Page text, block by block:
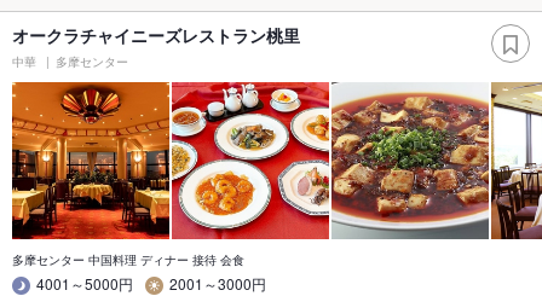
オークラチャイニーズレストラン桃里
中華 多摩センター
多摩センター 中国料理 ディナー 接待 会食
4001～5000円
2001～3000円